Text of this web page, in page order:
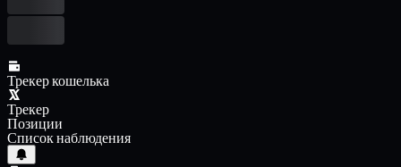
Трекер кошелька
Трекер
Позиции
Список наблюдения